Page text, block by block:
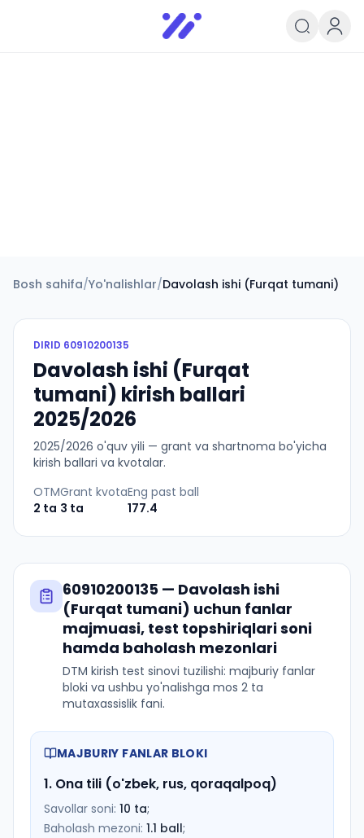
Infoedu
Ta&#039;lim xabarlari va
Bosh sahifa/Yo'nalishlar/Davolash ishi (Furqat tumani)
DIRID 60910200135
Davolash ishi (Furqat
tumani) kirish ballari
2025/2026
2025/2026 o'quv yili — grant va shartnoma bo'yicha
kirish ballari va kvotalar.
OTM
2 ta
Grant kvota
3 ta
Eng past ball
177.4
60910200135 — Davolash ishi
(Furqat tumani) uchun fanlar
majmuasi, test topshiriqlari soni
hamda baholash mezonlari
DTM kirish test sinovi tuzilishi: majburiy fanlar
bloki va ushbu yo'nalishga mos 2 ta
mutaxassislik fani.
MAJBURIY FANLAR BLOKI
1. Ona tili (o'zbek, rus, qoraqalpoq)
Savollar soni: 10 ta;
Baholash mezoni: 1.1 ball;